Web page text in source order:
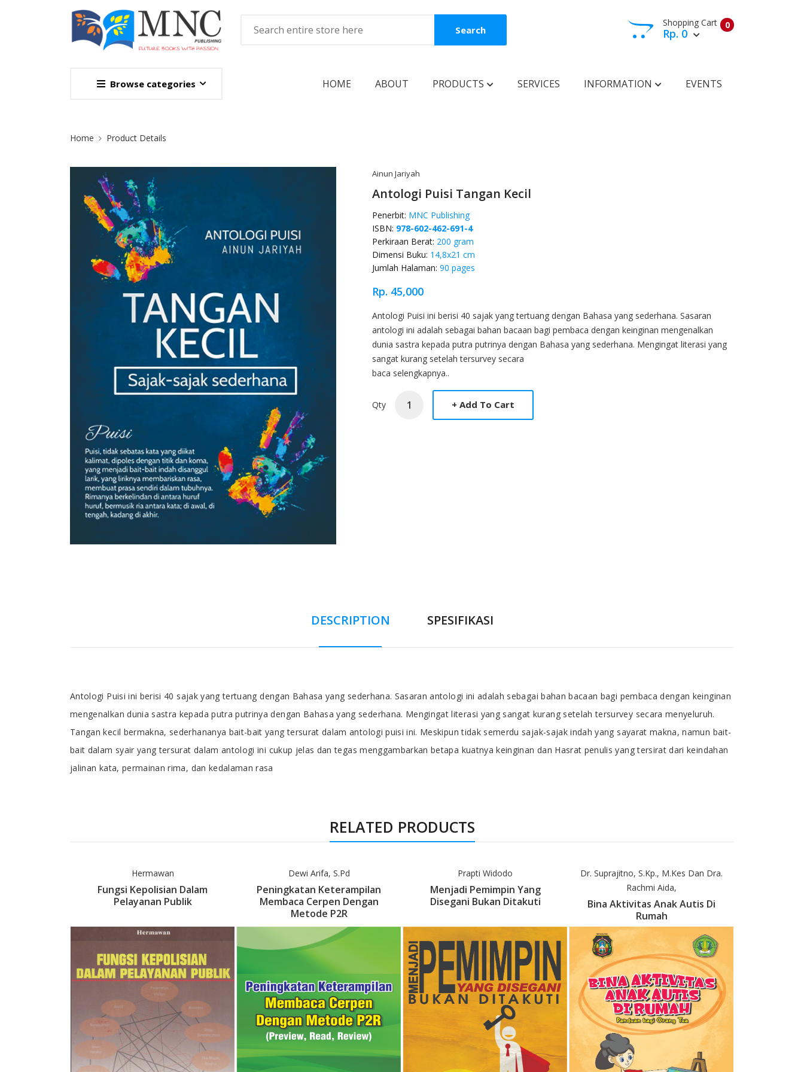
Search 0
Shopping Cart
Rp. 0
Browse categories HOME ABOUT PRODUCTS
Best Seller
Best Price
Clearance Sale
Reguler Book
SERVICES INFORMATION EVENTS
Site Breadcrumb
Home Product Details
Ainun Jariyah
Antologi Puisi Tangan Kecil
Penerbit: MNC Publishing
ISBN: 978-602-462-691-4
Perkiraan Berat: 200 gram
Dimensi Buku: 14,8x21 cm
Jumlah Halaman: 90 pages
Rp. 45,000
Product Overview
Antologi Puisi ini berisi 40 sajak yang tertuang dengan Bahasa yang sederhana. Sasaran
antologi ini adalah sebagai bahan bacaan bagi pembaca dengan keinginan mengenalkan
dunia sastra kepada putra putrinya dengan Bahasa yang sederhana. Mengingat literasi yang
sangat kurang setelah tersurvey secara
baca selengkapnya..
Qty
DESCRIPTION SPESIFIKASI
Tab Article
Antologi Puisi ini berisi 40 sajak yang tertuang dengan Bahasa yang sederhana. Sasaran antologi ini adalah sebagai bahan bacaan bagi pembaca dengan keinginan
mengenalkan dunia sastra kepada putra putrinya dengan Bahasa yang sederhana. Mengingat literasi yang sangat kurang setelah tersurvey secara menyeluruh.
Tangan kecil bermakna, sederhananya bait-bait yang tersurat dalam antologi puisi ini. Meskipun tidak semerdu sajak-sajak indah yang sayarat makna, namun bait-
bait dalam syair yang tersurat dalam antologi ini cukup jelas dan tegas menggambarkan betapa kuatnya keinginan dan Hasrat penulis yang tersirat dari keindahan
jalinan kata, permainan rima, dan kedalaman rasa
RELATED PRODUCTS
Hermawan
Fungsi Kepolisian Dalam
Pelayanan Publik
Dewi Arifa, S.Pd
Peningkatan Keterampilan
Membaca Cerpen Dengan
Metode P2R
Prapti Widodo
Menjadi Pemimpin Yang
Disegani Bukan Ditakuti
Dr. Suprajitno, S.Kp., M.Kes Dan Dra.
Rachmi Aida,
Bina Aktivitas Anak Autis Di
Rumah